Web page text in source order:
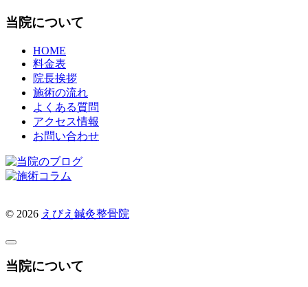
当院について
HOME
料金表
院長挨拶
施術の流れ
よくある質問
アクセス情報
お問い合わせ
© 2026 えびえ鍼灸整骨院
当院について